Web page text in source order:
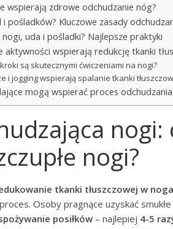
wspierają zdrowe odchudzanie nóg?
i pośladków? Kluczowe zasady
nogi, uda i pośladki? Najlepsze praktyki
aktywności wspierają redukcję tkanki
są skutecznymi ćwiczeniami na nogi?
i jogging wspierają spalanie tkanki
mogą wspierać proces
nogi:
nogi?
tkanki tłuszczowej w
Osoby pragnące uzyskać
posiłków – najlepiej 4-5